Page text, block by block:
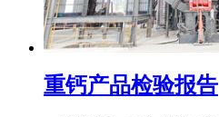
重钙产品检验报告